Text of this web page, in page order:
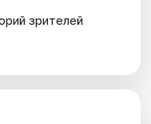
зрителей